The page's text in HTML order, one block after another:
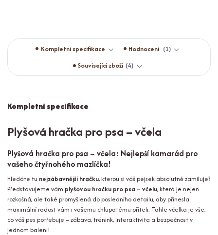
Kompletní specifikace Hodnocení
1
Související zboží 4
Kompletní specifikace
Plyšová hračka pro psa – včela
Plyšová hračka pro psa – včela: Nejlepší kamarád pro
vašeho čtyřnohého mazlíčka!
Hledáte tu nejzábavnější hračku, kterou si váš pejsek absolutně zamiluje?
Představujeme vám plyšovou hračku pro psa – včelu, která je nejen
rozkošná, ale také promyšlená do posledního detailu, aby přinesla
maximální radost vám i vašemu chlupatému příteli. Tahle včelka je vše,
co váš pes potřebuje – zábava, trénink, interaktivita a bezpečnost v
jednom balení!